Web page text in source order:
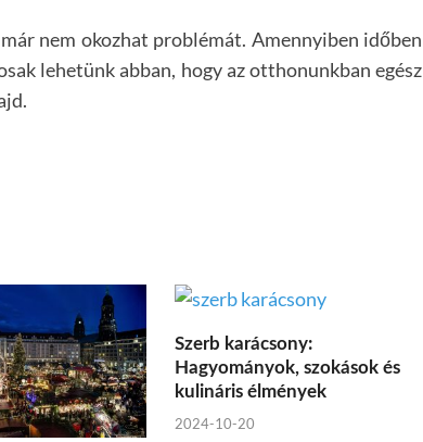
nem okozhat problémát. Amennyiben időben
lehetünk abban, hogy az otthonunkban egész
Szerb karácsony:
Hagyományok, szokások és
kulináris élmények
2024-10-20